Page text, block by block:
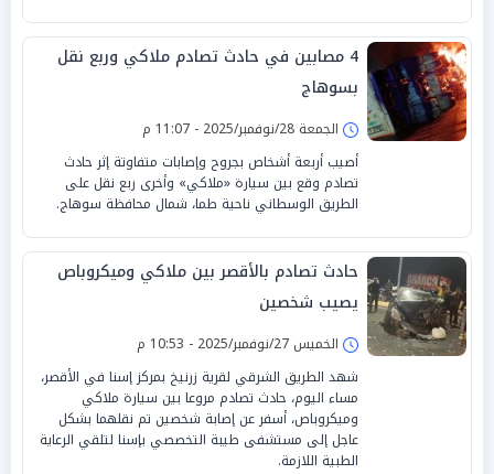
4 مصابين في حادث تصادم ملاكي وربع نقل
بسوهاج
الجمعة 28/نوفمبر/2025 - 11:07 م
أصيب أربعة أشخاص بجروح وإصابات متفاوتة إثر حادث
تصادم وقع بين سيارة «ملاكي» وأخرى ربع نقل على
الطريق الوسطاني ناحية طما، شمال محافظة سوهاج.
حادث تصادم بالأقصر بين ملاكي وميكروباص
يصيب شخصين
الخميس 27/نوفمبر/2025 - 10:53 م
شهد الطريق الشرقي لقرية زرنيخ بمركز إسنا في الأقصر،
مساء اليوم، حادث تصادم مروعا بين سيارة ملاكي
وميكروباص، أسفر عن إصابة شخصين تم نقلهما بشكل
عاجل إلى مستشفى طيبة التخصصي بإسنا لتلقي الرعاية
الطبية اللازمة.